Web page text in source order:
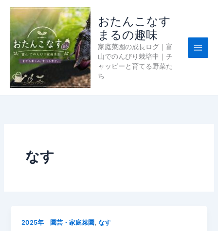
おたんこなす
まるの趣味
家庭菜園の成長ログ｜富
山でのんびり栽培中｜チ
ャッピーと育てる野菜た
ち
なす
2025年 園芸・家庭菜園 ,なす